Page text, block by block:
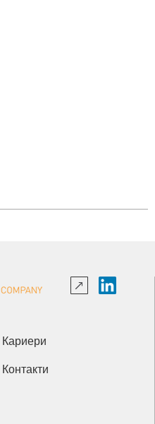
Кариери
Контакти